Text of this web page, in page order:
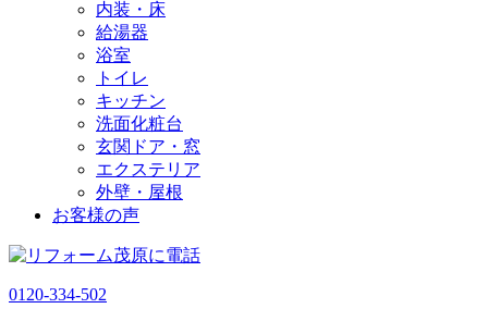
内装・床
給湯器
浴室
トイレ
キッチン
洗面化粧台
玄関ドア・窓
エクステリア
外壁・屋根
お客様の声
0120-334-502